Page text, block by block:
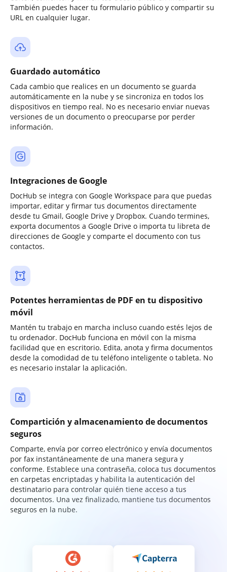
También puedes hacer tu formulario público y compartir su
URL en cualquier lugar.
Guardado automático
Cada cambio que realices en un documento se guarda
automáticamente en la nube y se sincroniza en todos los
dispositivos en tiempo real. No es necesario enviar nuevas
versiones de un documento o preocuparse por perder
información.
Integraciones de Google
DocHub se integra con Google Workspace para que puedas
importar, editar y firmar tus documentos directamente
desde tu Gmail, Google Drive y Dropbox. Cuando termines,
exporta documentos a Google Drive o importa tu libreta de
direcciones de Google y comparte el documento con tus
contactos.
Potentes herramientas de PDF en tu dispositivo
móvil
Mantén tu trabajo en marcha incluso cuando estés lejos de
tu ordenador. DocHub funciona en móvil con la misma
facilidad que en escritorio. Edita, anota y firma documentos
desde la comodidad de tu teléfono inteligente o tableta. No
es necesario instalar la aplicación.
Compartición y almacenamiento de documentos
seguros
Comparte, envía por correo electrónico y envía documentos
por fax instantáneamente de una manera segura y
conforme. Establece una contraseña, coloca tus documentos
en carpetas encriptadas y habilita la autenticación del
destinatario para controlar quién tiene acceso a tus
documentos. Una vez finalizado, mantiene tus documentos
seguros en la nube.